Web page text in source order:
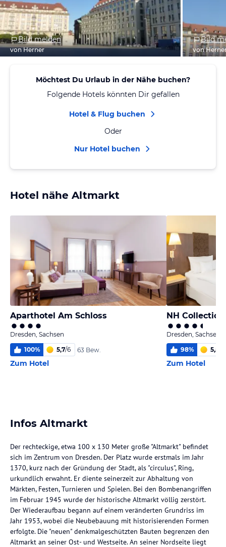
Bild melden
von Herner
Bild
von
Möchtest Du Urlaub in der Nähe buchen?
Folgende Hotels könnten Dir gefallen
Hotel & Flug buchen
Oder
Nur Hotel buchen
Hotel nähe Altmarkt
Aparthotel Am Schloss
Dresden, Sachsen
100% 5,7/6 63 Bew.
Zum Hotel
NH
Dresden, Sachsen
98% 5,5
Zum Hotel
Infos Altmarkt
Der rechteckige, etwa 100 x 130 Meter große "Altmarkt" befindet
sich im Zentrum von Dresden. Der Platz wurde erstmals im Jahr
1370, kurz nach der Gründung der Stadt, als "circulus", Ring,
urkundlich erwahnt. Er diente seinerzeit zur Abhaltung von
Märkten, Festen, Turnieren und Spielen. Bei den Bombenangriffen
im Februar 1945 wurde der historische Altmarkt völlig zerstört.
Der Wiederaufbau begann auf einem veränderten Grundriss im
Jahr 1953, wobei die Neubebauung mit historisierenden Formen
erfolgte. Die "neuen" denkmalgeschützten Bauten begrenzen den
Altmarkt an seiner Ost- und Westseite. An seiner Nordseite liegt